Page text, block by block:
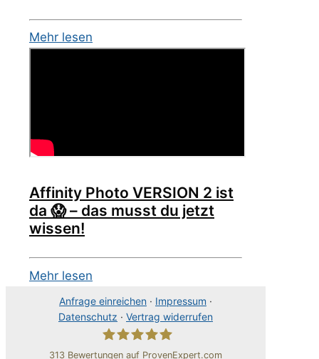
Mehr lesen
Affinity Photo VERSION 2 ist
da 😱 – das musst du jetzt
wissen!
Mehr lesen
Anfrage einreichen · Impressum ·
Datenschutz · Vertrag widerrufen
313 Bewertungen auf ProvenExpert.com